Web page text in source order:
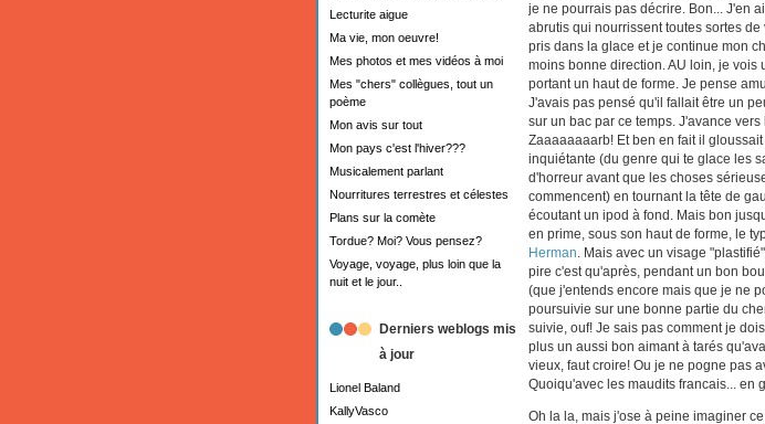
Lecturite aigue
Ma vie, mon oeuvre!
Mes photos et mes vidéos à moi
Mes "chers" collègues, tout un
poème
Mon avis sur tout
Mon pays c'est l'hiver???
Musicalement parlant
Nourritures terrestres et célestes
Plans sur la comète
Tordue? Moi? Vous pensez?
Voyage, voyage, plus loin que la
nuit et le jour..
Derniers weblogs mis
à jour
Lionel Baland
KallyVasco
je ne pourrais pas décrire. Bon... J'en
abrutis qui nourrissent toutes sortes
pris dans la glace et je continue mon
moins bonne direction. AU loin, je vois
portant un haut de forme. Je pense
J'avais pas pensé qu'il fallait être un
sur un bac par ce temps. J'avance vers
Zaaaaaaaarb! Et ben en fait il
inquiétante (du genre qui te glace les
d'horreur avant que les choses
commencent) en tournant la tête de
écoutant un ipod à fond. Mais bon
en prime, sous son haut de forme, le
Herman . Mais avec un visage
pire c'est qu'après, pendant un bon
(que j'entends encore mais que je ne
poursuivie sur une bonne partie du
suivie, ouf! Je sais pas comment je
plus un aussi bon aimant à tarés
vieux, faut croire! Ou je ne pogne pas
Quoiqu'avec les maudits francais... en
Oh la la, mais j'ose à peine imaginer